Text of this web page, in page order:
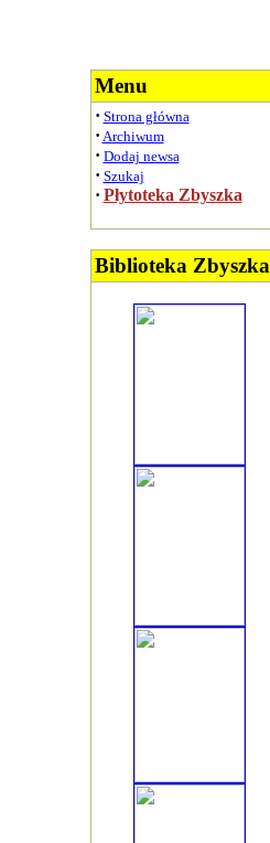
Menu
· Strona główna
· Archiwum
· Dodaj newsa
· Szukaj
· Płytoteka Zbyszka
Biblioteka Zbyszka